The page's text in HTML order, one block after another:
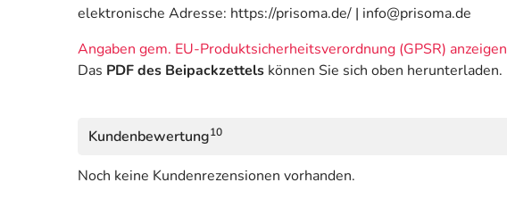
elektronische Adresse: https://prisoma.de/ | info@prisoma.de
Angaben gem. EU-Produktsicherheitsverordnung (GPSR) anzeigen
Das PDF des Beipackzettels können Sie sich oben herunterladen.
Kundenbewertung10
Noch keine Kundenrezensionen vorhanden.